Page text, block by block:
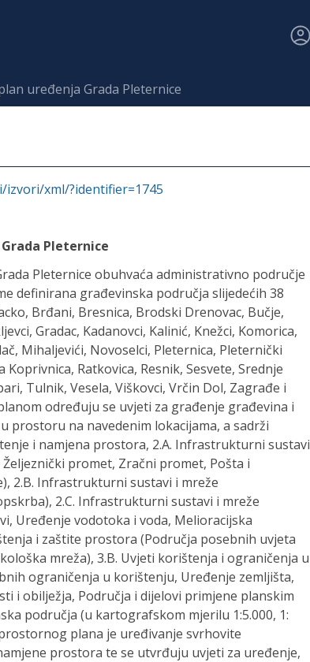
uređenja Grada Pleternice
xml/?identifier=1745
Pleternice
Pleternice obuhvaća administrativno područje
definirana građevinska područja slijedećih 38
Brđani, Bresnica, Brodski Drenovac, Bučje,
Gradac, Kadanovci, Kalinić, Knežci, Komorica,
Mihaljevići, Novoselci, Pleternica, Pleternički
Koprivnica, Ratkovica, Resnik, Sesvete, Srednje
Tulnik, Vesela, Viškovci, Vrčin Dol, Zagrađe i
određuju se uvjeti za građenje građevina i
prostoru na navedenim lokacijama, a sadrži
i namjena prostora, 2.A. Infrastrukturni sustavi
promet, Zračni promet, Pošta i
2.B. Infrastrukturni sustavi i mreže
2.C. Infrastrukturni sustavi i mreže
Uređenje vodotoka i voda, Melioracijska
i zaštite prostora (Područja posebnih uvjeta
mreža), 3.B. Uvjeti korištenja i ograničenja u
ograničenja u korištenju, Uređenje zemljišta,
i obilježja, Područja i dijelovi primjene planskim
područja (u kartografskom mjerilu 1:5.000, 1:
prostornog plana je uređivanje svrhovite
prostora te se utvrđuju uvjeti za uređenje,